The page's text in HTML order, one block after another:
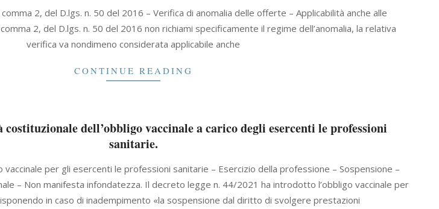
2, del D.lgs. n. 50 del 2016 – Verifica di anomalia delle offerte – Applicabilità anche alle
2, del D.lgs. n. 50 del 2016 non richiami specificamente il regime dell’anomalia, la relativa
verifica va nondimeno considerata applicabile anche
CONTINUE READING
dell’obbligo vaccinale a carico degli esercenti le professioni
sanitarie.
vaccinale per gli esercenti le professioni sanitarie – Esercizio della professione – Sospensione –
– Non manifesta infondatezza. Il decreto legge n. 44/2021 ha introdotto l’obbligo vaccinale per
in caso di inadempimento «la sospensione dal diritto di svolgere prestazioni